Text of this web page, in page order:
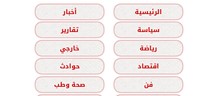
الرئيسية
أخبار
سياسة
تقارير
رياضة
خارجي
اقتصاد
حوادث
فن
صحة وطب